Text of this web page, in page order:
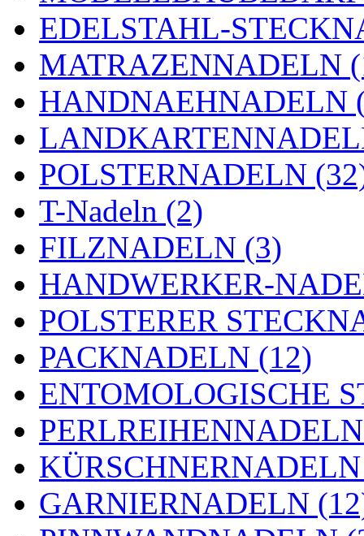
EDELSTAHL-
MATRAZENNADELN
HANDNAEHNADELN
POLSTERNADELN
T-Nadeln (2)
FILZNADELN (3)
HANDWERKER-
POLSTERER
PACKNADELN (12)
ENTOMOLOGISCHE
GARNIERNADELN